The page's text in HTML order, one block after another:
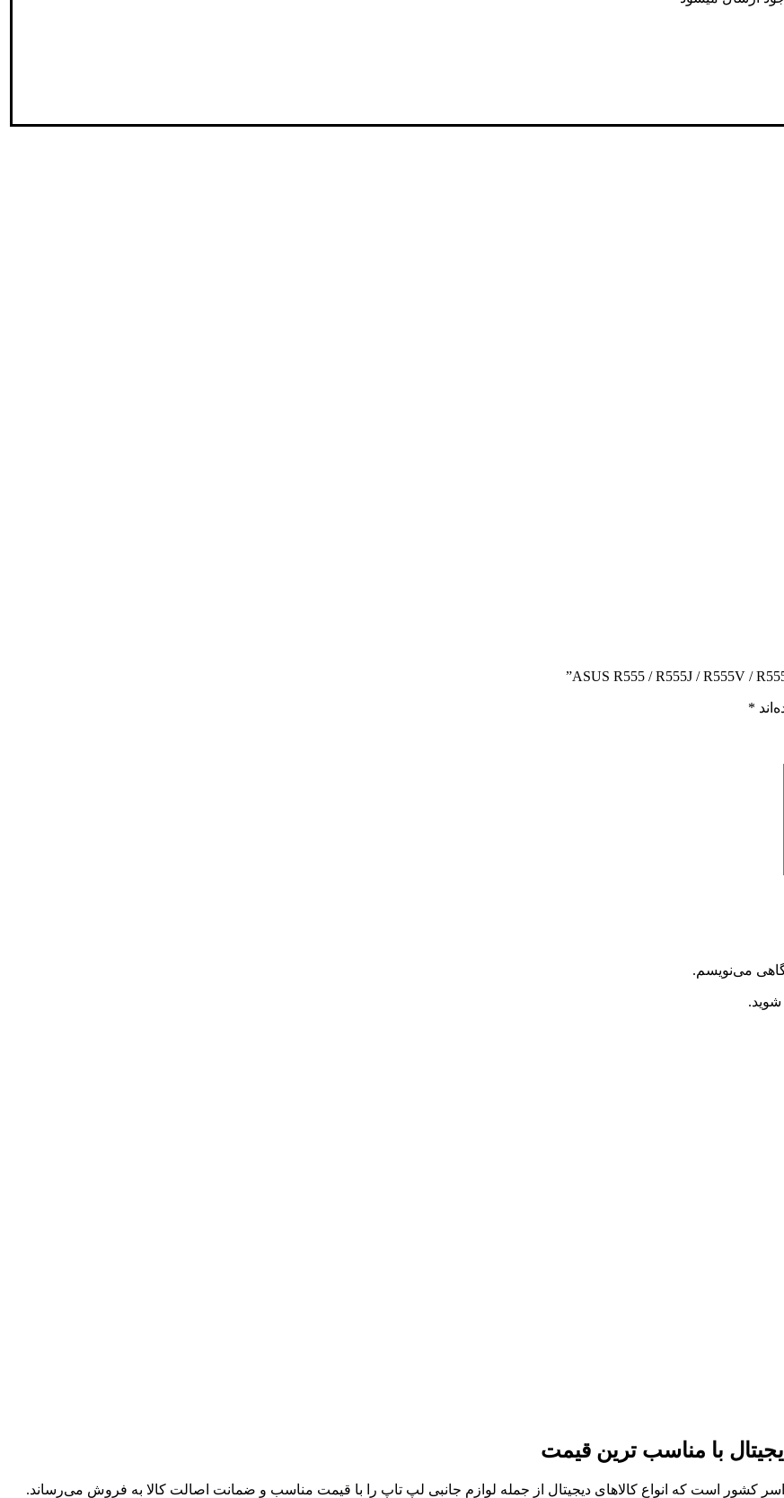
*
می‌نویسم.
شوید.
با مناسب ترین قیمت
کشور است که انواع کالاهای دیجیتال از جمله لوازم جانبی لپ تاپ را با قیمت مناسب و ضمانت اصالت کالا به فروش می‌رساند.